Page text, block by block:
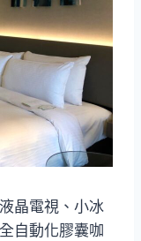
晶電視、小冰
自動化膠囊咖